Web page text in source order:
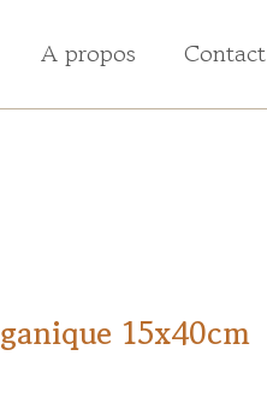
A propos Contact
15x40cm